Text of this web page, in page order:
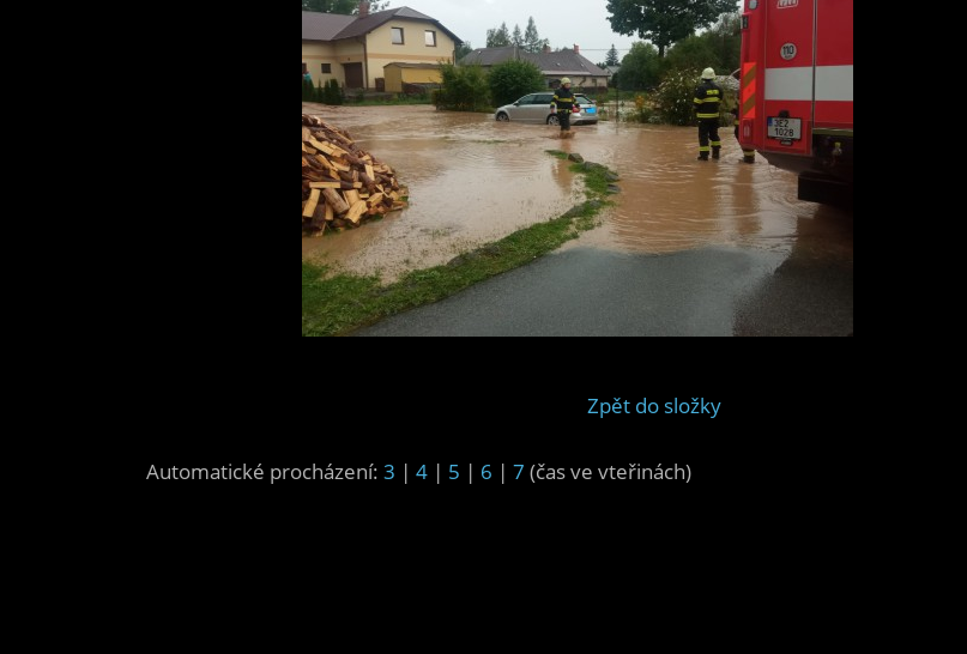
Zpět do složky
Automatické procházení: 3 | 4 | 5 | 6 | 7 (čas ve vteřinách)